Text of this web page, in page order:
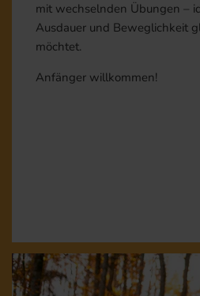
mit wechselnden Übungen –
Ausdauer und Beweglichkeit
möchtet.
Anfänger willkommen!